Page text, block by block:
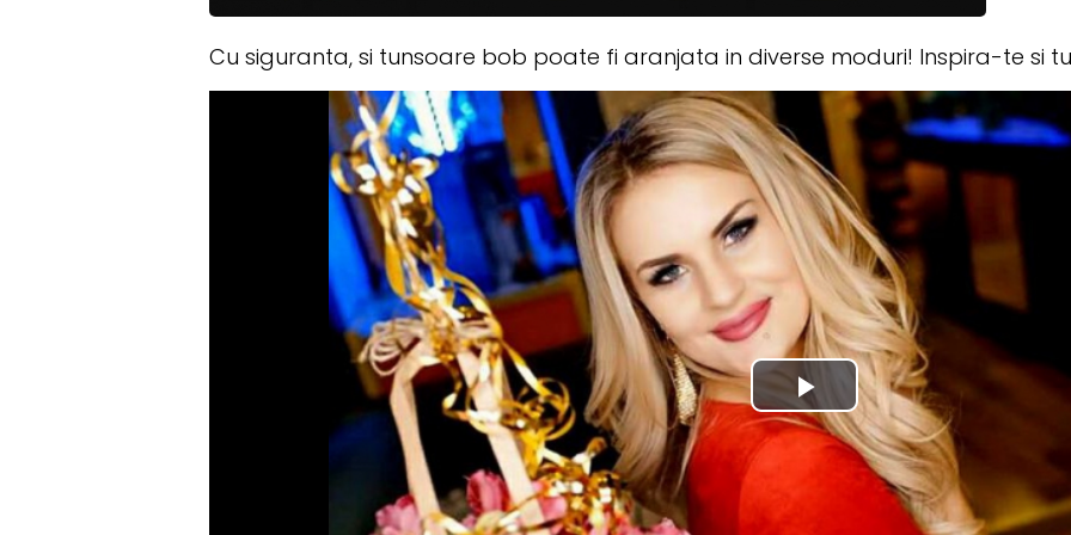
Cu siguranta, si tunsoare bob poate fi aranjata in diverse moduri! Inspira-te si